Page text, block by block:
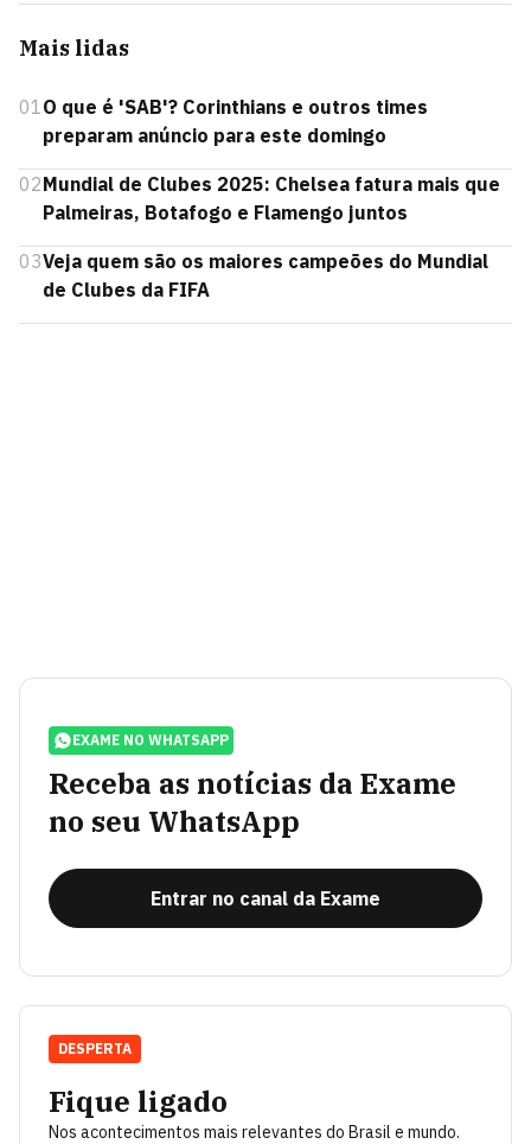
Mais lidas
01O que é 'SAB'? Corinthians e outros times
preparam anúncio para este domingo
02Mundial de Clubes 2025: Chelsea fatura mais que
Palmeiras, Botafogo e Flamengo juntos
03Veja quem são os maiores campeões do Mundial
de Clubes da FIFA
EXAME NO WHATSAPP
Receba as notícias da Exame
no seu WhatsApp
Entrar no canal da Exame
Fique ligado
Nos acontecimentos mais relevantes do Brasil e mundo.
DESPERTA